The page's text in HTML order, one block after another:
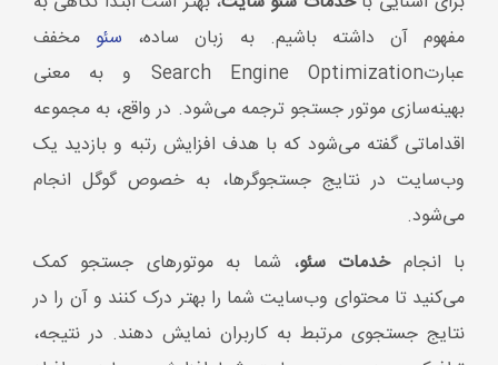
می‌کنید تا محتوای وب‌سایت شما را بهتر درک کنند و آن را در
نتایج جستجوی مرتبط به کاربران نمایش دهند. در نتیجه،
ترافیک ورودی به وب‌سایت شما افزایش می‌یابد و افراد
بیشتری می‌توانند از محتوای آن استفاده نمایند. در واقع seo
انجام کارهای لازم برای بیشتر دیده شدن محتوای سایت
شماست.
داخل یا خارج سایت انجام می‌شود تا سایت شما در کلمات
کلیدی خاصی (کلماتی که توسط مشتریان در گوگل جستجو
می‌شود) در رتبه اول لیست نتایج گوگل قرار بگیرد. این کار تا